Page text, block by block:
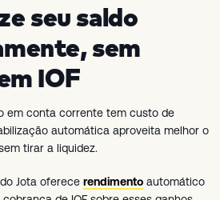
seu saldo
sem
IOF
em conta corrente tem custo de
automática aproveita melhor o
tirar a liquidez.
Jota oferece rendimento automático